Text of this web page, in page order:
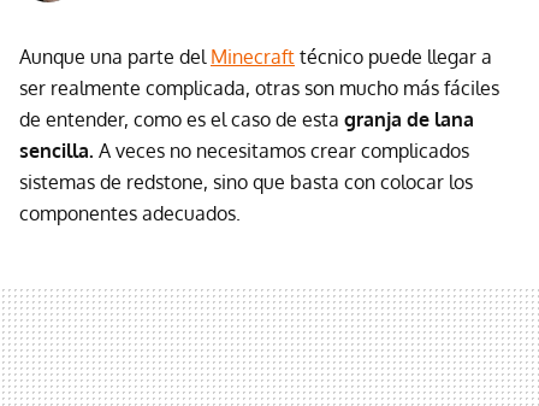
Aunque una parte del Minecraft técnico puede llegar a
ser realmente complicada, otras son mucho más fáciles
de entender, como es el caso de esta granja de lana
sencilla. A veces no necesitamos crear complicados
sistemas de redstone, sino que basta con colocar los
componentes adecuados.